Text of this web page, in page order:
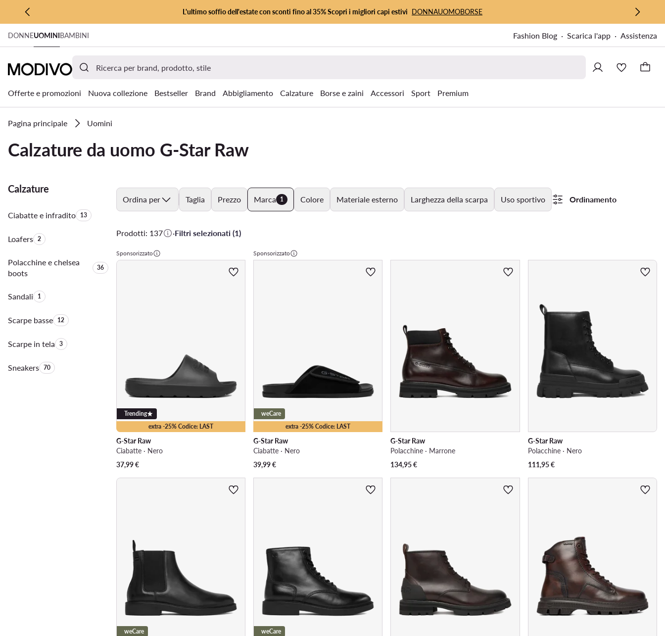
VAI AL CONTENUTO PRINCIPALE
VAI ALLA RICERCA
L'ultimo soffio dell'estate con sconti fino al 35% Scopri i migliori capi estivi DONNAUOMOBORSE
DONNEUOMINIBAMBINI Fashion Blog Scarica l'app Assistenza
Offerte e promozioni Nuova collezione Bestseller Brand Abbigliamento Calzature Borse e zaini Accessori Sport Premium
Pagina principale Uomini
Calzature da uomo G-Star Raw
Calzature
Ciabatte e infraditoQuantità di prodotti:
13
LoafersQuantità di prodotti:
2
Polacchine e chelsea
boots
Quantità di prodotti:
36
SandaliQuantità di prodotti:
1
Scarpe basseQuantità di prodotti:
12
Scarpe in telaQuantità di prodotti:
3
SneakersQuantità di prodotti:
70
Ordina per Taglia Prezzo Marca 1 Colore Materiale esterno Larghezza della scarpa Uso sportivo Ordinamento
Prodotti: 137 ·Filtri selezionati (1)
Sponsorizzato
extra -25% Codice: LAST
Trending
G-Star Raw
Ciabatte · Nero
37,99€
Sponsorizzato
extra -25% Codice: LAST
weCare
G-Star Raw
Ciabatte · Nero
39,99€
G-Star Raw
Polacchine · Marrone
134,95€
G-Star Raw
Polacchine · Nero
111,95€
weCare weCare